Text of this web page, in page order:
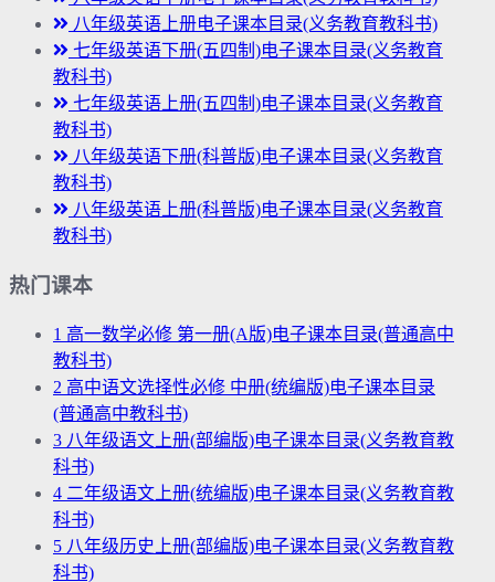
八年级英语上册电子课本目录(义务教育教科书)
七年级英语下册(五四制)电子课本目录(义务教育
教科书)
七年级英语上册(五四制)电子课本目录(义务教育
教科书)
八年级英语下册(科普版)电子课本目录(义务教育
教科书)
八年级英语上册(科普版)电子课本目录(义务教育
教科书)
热门课本
1 高一数学必修 第一册(A版)电子课本目录(普通高中
教科书)
2 高中语文选择性必修 中册(统编版)电子课本目录
(普通高中教科书)
3 八年级语文上册(部编版)电子课本目录(义务教育教
科书)
4 二年级语文上册(统编版)电子课本目录(义务教育教
科书)
5 八年级历史上册(部编版)电子课本目录(义务教育教
科书)